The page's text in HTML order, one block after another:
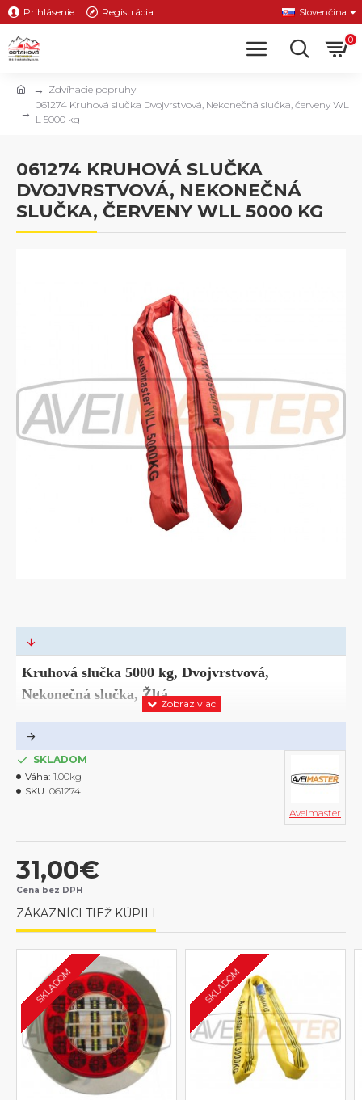
Prihlásenie Registrácia Slovenčina
0
Zdvíhacie popruhy
061274 Kruhová slučka Dvojvrstvová, Nekonečná slučka, červeny WL
L 5000 kg
061274 KRUHOVÁ SLUČKA
DVOJVRSTVOVÁ, NEKONEČNÁ
SLUČKA, ČERVENY WLL 5000 KG
Kruhová slučka 5000 kg, Dvojvrstvová,
Nekonečná slučka, Žltá,
Hlavné výhody kruhových slučiek: vysoká nosnosť pri malej
hmotnosti, materiál je šetrný na zdvíhané bremená, nehrozí
nebezpečie poranenia, nepodliehajú korózii, hnilobe ani mrazu,
odolávajú chemikáliám.
spúšťanie bremien. Uplatní sa najmä tam, kde by použitie iných
mäkká, pružná a zaisťuje oveľa ľahšiu manipuláciu než s oceľovým
lanom alebo řetězem.Nekonečná slučka je vyrobená z plášťa a
Nosnost: 5 t
Materiál: 100% PES
Farba popruhu: červeny
Koeficient bezpečnosti: 7: 1
vyrobené podľa EN 1492-2
dlžka: 2m/4m
31,00€
Cena bez DPH
SKLADOM
Váha: 1.00kg
SKU: 061274
Aveimaster
ZÁKAZNÍCI TIEŽ KÚPILI
SKLADOM SKLADOM